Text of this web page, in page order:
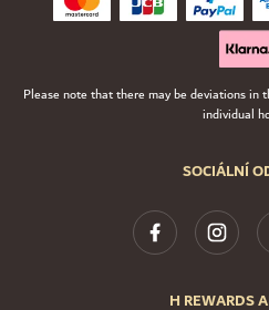
SOCIÁLNÍ
H REWARDS
Please note that there may be deviations in
individual